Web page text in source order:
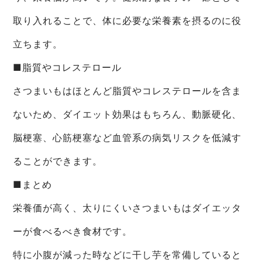
取り入れることで、体に必要な栄養素を摂るのに役
立ちます。
■脂質やコレステロール
さつまいもはほとんど脂質やコレステロールを含ま
ないため、ダイエット効果はもちろん、動脈硬化、
脳梗塞、心筋梗塞など血管系の病気リスクを低減す
ることができます。
■まとめ
栄養価が高く、太りにくいさつまいもはダイエッタ
ーが食べるべき食材です。
特に小腹が減った時などに干し芋を常備していると